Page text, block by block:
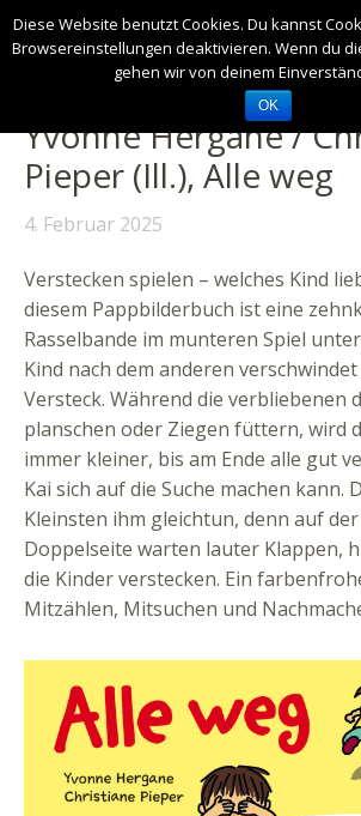
Yvonne Hergane /
Pieper (Ill.), Alle weg
4. Februar 2025
Verstecken spielen – welches Kind
diesem Pappbilderbuch ist eine
Rasselbande im munteren Spiel
Kind nach dem anderen
Versteck. Während die verbliebenen
planschen oder Ziegen füttern, wird
immer kleiner, bis am Ende alle gut
Kai sich auf die Suche machen kann.
Kleinsten ihm gleichtun, denn auf
Doppelseite warten lauter Klappen,
die Kinder verstecken. Ein
Mitzählen, Mitsuchen und
Diese Website benutzt Cookies. Du kannst
Browsereinstellungen deaktivieren. Wenn du
gehen wir von deinem
OK